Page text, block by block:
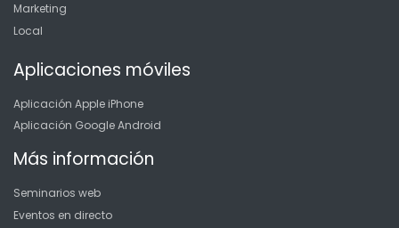
Marketing
Local
Aplicaciones móviles
Aplicación Apple iPhone
Aplicación Google Android
Más información
Seminarios web
Eventos en directo